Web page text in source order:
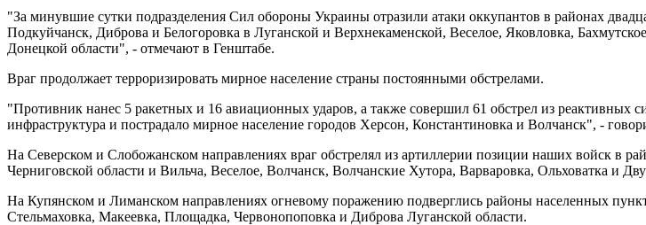
"За минувшие сутки подразделения Сил обороны Украины отразили атаки оккупантов в районах
Подкуйчанск, Диброва и Белогоровка в Луганской и Верхнекаменской, Веселое, Яковловка,
Донецкой области", - отмечают в Генштабе.
Враг продолжает терроризировать мирное население страны постоянными обстрелами.
"Противник нанес 5 ракетных и 16 авиационных ударов, а также совершил 61 обстрел из реактивных
инфраструктура и пострадало мирное население городов Херсон, Константиновка и Волчанск", -
На Северском и Слобожанском направлениях враг обстрелял из артиллерии позиции наших войск в
Черниговской области и Вильча, Веселое, Волчанск, Волчанские Хутора, Варваровка, Ольховатка и
На Купянском и Лиманском направлениях огневому поражению подверглись районы населенных
Стельмаховка, Макеевка, Площадка, Червонопоповка и Диброва Луганской области.